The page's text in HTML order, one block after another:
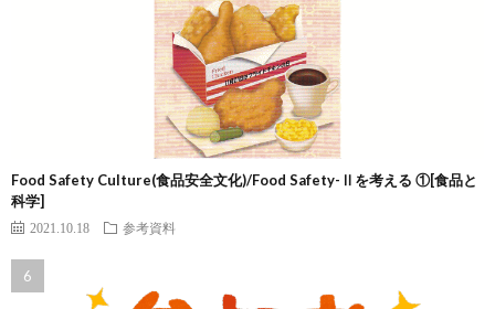
Food Safety Culture(食品安全文化)/Food Safety-Ⅱを考える ①[食品と
科学]
2021.10.18 参考資料